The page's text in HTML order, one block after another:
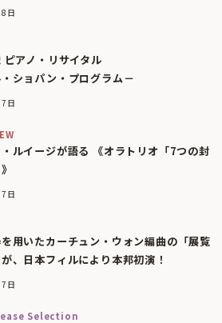
日
ピアノ・リサイタル
ショパン・プログラム－
日
ルイージが語る 《オラトリオ「7つの封
日
用いたカーチュン・ウォン編曲の「展覧
、日本フィルにより本邦初演！
日
Selection